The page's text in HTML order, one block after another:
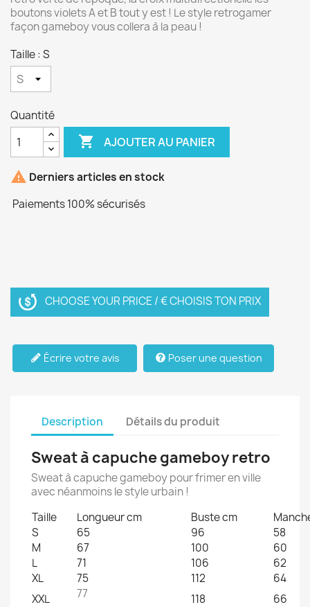
boutons violets A et B tout y est ! Le style retrogamer
façon gameboy vous collera à la peau !
Taille : S
Quantité
 AJOUTER AU PANIER
 Derniers articles en stock
Paiements 100% sécurisés
CHOOSE YOUR PRICE / € CHOISIS TON PRIX
Écrire votre avis Poser une question
Description Détails du produit
Sweat à capuche gameboy retro
Sweat à capuche gameboy pour frimer en ville
avec néanmoins le style urbain !
Taille
Longueur cm Buste cm
S
65 96
58
M
67 100
60
L
71 106
62
XL
75 112
64
XXL
77 118 66